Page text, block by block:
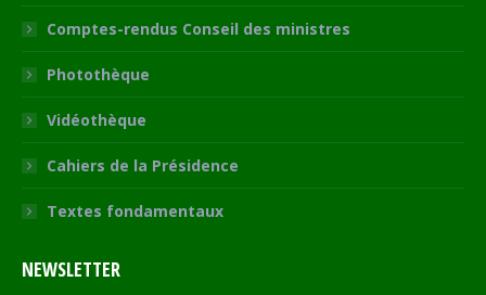
Comptes-rendus Conseil des ministres
Photothèque
Vidéothèque
Cahiers de la Présidence
Textes fondamentaux
NEWSLETTER